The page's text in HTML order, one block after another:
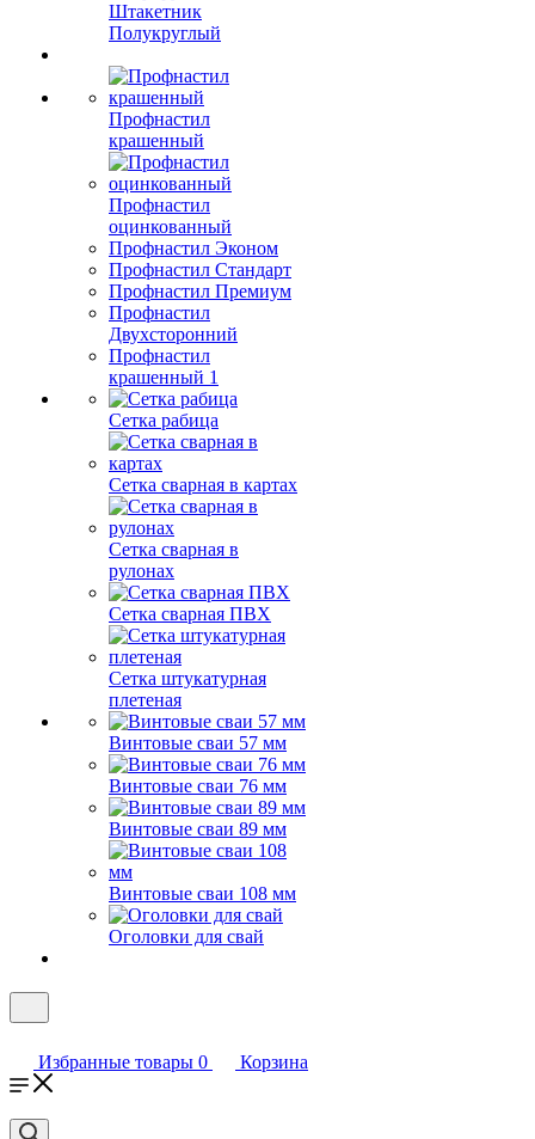
Штакетник
Полукруглый
Профнастил
крашенный
Профнастил
оцинкованный
Профнастил Эконом
Профнастил Стандарт
Профнастил Премиум
Профнастил
Двухсторонний
Профнастил
крашенный 1
Сетка рабица
Сетка сварная в картах
Сетка сварная в
рулонах
Сетка сварная ПВХ
Сетка штукатурная
плетеная
Винтовые сваи 57 мм
Винтовые сваи 76 мм
Винтовые сваи 89 мм
Винтовые сваи 108 мм
Оголовки для свай
Избранные товары 0 Корзина